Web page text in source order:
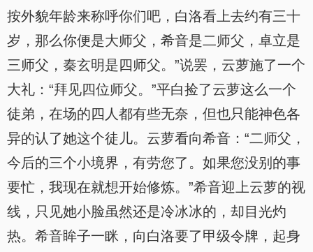
按外貌年龄来称呼你们吧，白洛看上去约有三十
岁，那么你便是大师父，希音是二师父，卓立是
三师父，秦玄明是四师父。”说罢，云萝施了一个
大礼：“拜见四位师父。”平白捡了云萝这么一个
徒弟，在场的四人都有些无奈，但也只能神色各
异的认了她这个徒儿。云萝看向希音：“二师父，
今后的三个小境界，有劳您了。如果您没别的事
要忙，我现在就想开始修炼。”希音迎上云萝的视
线，只见她小脸虽然还是冷冰冰的，却目光灼
热。希音眸子一眯，向白洛要了甲级令牌，起身